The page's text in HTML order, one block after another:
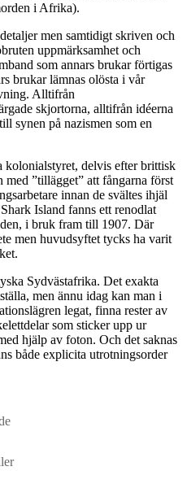
i Afrika).
men samtidigt skriven och
uppmärksamhet och
som annars brukar förtigas
brukar lämnas olösta i vår
Alltifrån
skjortorna, alltifrån idéerna
synen på nazismen som en
kolonialstyret, delvis efter brittisk
”tillägget” att fångarna först
innan de svältes ihjäl
Island fanns ett renodlat
i bruk fram till 1907. Där
men huvudsyftet tycks ha varit
Sydvästafrika. Det exakta
men ännu idag kan man i
legat, finna rester av
som sticker upp ur
hjälp av foton. Och det saknas
både explicita utrotningsorder